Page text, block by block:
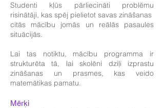
Studenti kļūs pārliecināti problēmu
risinātāji, kas spēj pielietot savas zināšanas
citās mācību jomās un reālās pasaules
situācijās.
Lai tas notiktu, mācību programma ir
strukturēta tā, lai skolēni dziļi izprastu
zināšanas un prasmes, kas veido
matemātikas pamatu.
Mērķi